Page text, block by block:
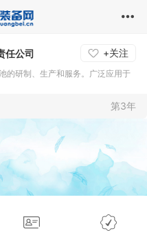
任公司 +关注
的研制、生产和服务。广泛应用于
领域，可为新型武器装备和智能民
的能源动力。
第3年